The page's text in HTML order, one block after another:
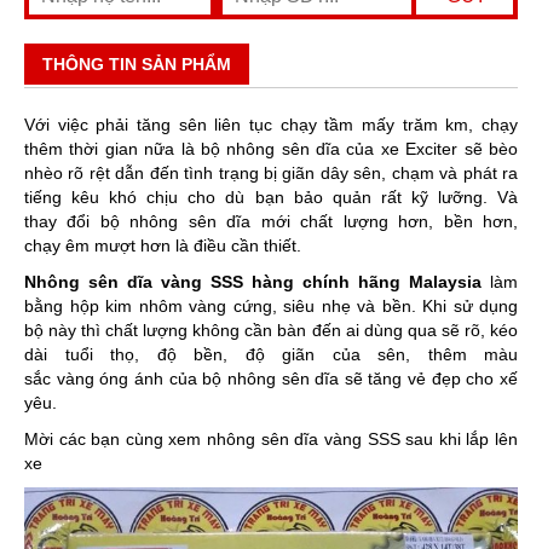
THÔNG TIN SẢN PHẨM
Với việc phải tăng sên liên tục chạy tầm mấy trăm km, chạy
thêm thời gian nữa là bộ nhông sên dĩa của xe Exciter sẽ bèo
nhèo rõ rệt dẫn đến tình trạng bị giãn dây sên, chạm và phát ra
tiếng kêu khó chịu cho dù bạn bảo quản rất kỹ lưỡng. Và
thay đổi bộ nhông sên dĩa mới chất lượng hơn, bền hơn,
chạy êm mượt hơn là điều cần thiết.
Nhông sên dĩa vàng SSS hàng chính hãng Malaysia làm
bằng hộp kim nhôm vàng cứng, siêu nhẹ và bền. Khi sử dụng
bộ này thì chất lượng không cần bàn đến ai dùng qua sẽ rõ, kéo
dài tuổi thọ, độ bền, độ giãn của sên, thêm màu
sắc vàng óng ánh của bộ nhông sên dĩa sẽ tăng vẻ đẹp cho xế
yêu.
Mời các bạn cùng xem nhông sên dĩa vàng SSS sau khi lắp lên
xe